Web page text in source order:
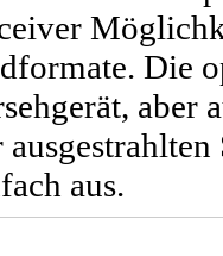
Die
aber
aus.